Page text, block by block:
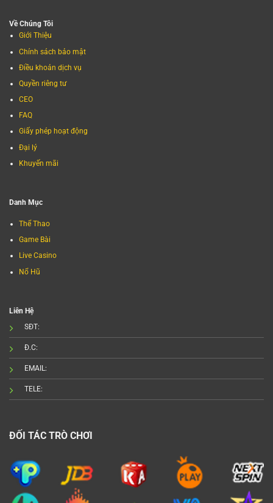
Về Chúng Tôi
Giới Thiệu
Chính sách bảo mật
Điều khoản dịch vụ
Quyền riêng tư
CEO
FAQ
Giấy phép hoạt động
Đại lý
Khuyến mãi
Danh Mục
Thể Thao
Game Bài
Live Casino
Nổ Hũ
Liên Hệ
SĐT:
Đ.C:
EMAIL:
TELE:
ĐỐI TÁC TRÒ CHƠI